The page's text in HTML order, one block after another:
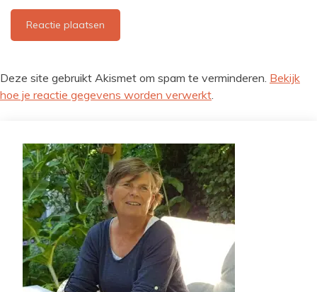
Deze site gebruikt Akismet om spam te verminderen. Bekijk
hoe je reactie gegevens worden verwerkt